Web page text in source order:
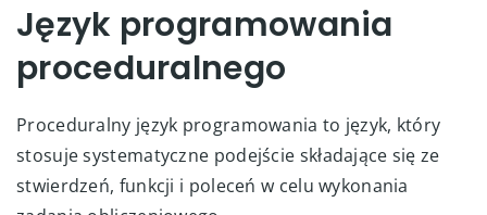
Język programowania
proceduralnego
Proceduralny język programowania to język, który
stosuje systematyczne podejście składające się ze
stwierdzeń, funkcji i poleceń w celu wykonania